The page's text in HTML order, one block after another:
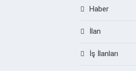
Haber
İlan
İş İlanları